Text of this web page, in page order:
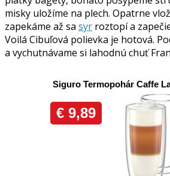
misky uložíme na plech. Opatrne
zapekáme až sa syr roztopí a
Voilá Cibuľová polievka je hotová.
a vychutnávame si lahodnú chuť